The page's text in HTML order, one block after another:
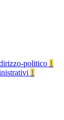
politico 1
1